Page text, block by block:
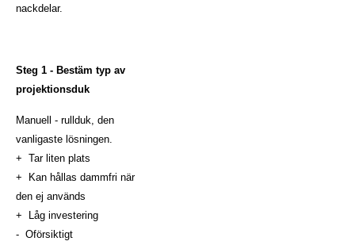
nackdelar.
Steg 1 - Bestäm typ av
projektionsduk
Manuell - rullduk, den
vanligaste lösningen.
+ Tar liten plats
+ Kan hållas dammfri när
den ej används
+ Låg investering
- Oförsiktigt